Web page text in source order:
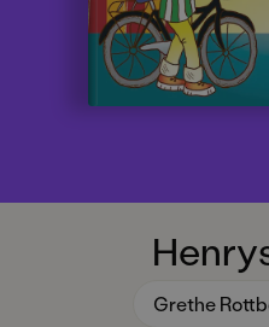
Grethe